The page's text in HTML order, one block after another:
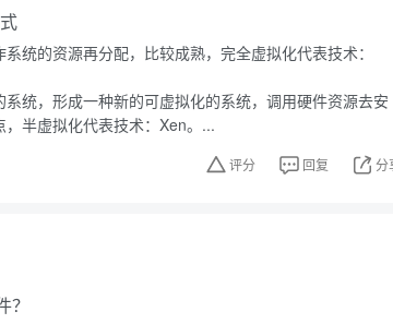
统的资源再分配，比较成熟，完全虚拟化代表技术：
统，形成一种新的可虚拟化的系统，调用硬件资源去安
半虚拟化代表技术：Xen。...
评分 回复 分